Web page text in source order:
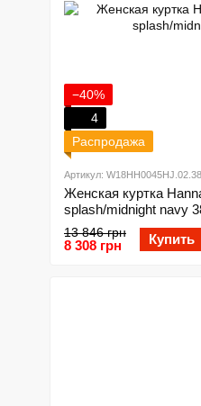
−40%
4
Распродажа
Артикул: W18HH0045HJ.02.38
Женская куртка
splash/midnight navy
13 846 грн
8 308 грн Купить